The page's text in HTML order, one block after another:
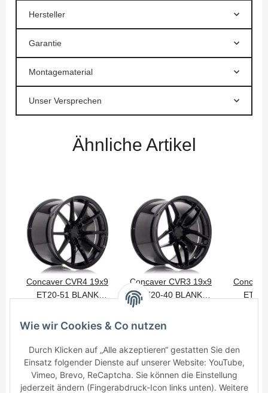
Hersteller
Garantie
Montagematerial
Unser Versprechen
Ähnliche Artikel
Concaver CVR4 19x9
ET20-51 BLANK
Concaver CVR3 19x9
ET20-40 BLANK
Wie wir Cookies & Co nutzen
Durch Klicken auf „Alle akzeptieren“ gestatten Sie den
Einsatz folgender Dienste auf unserer Website: YouTube,
Vimeo, Brevo, ReCaptcha. Sie können die Einstellung
jederzeit ändern (Fingerabdruck-Icon links unten). Weitere